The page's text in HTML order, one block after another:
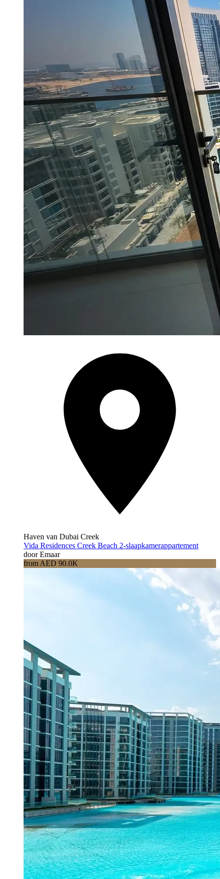
Haven van Dubai Creek
Vida Residences Creek Beach 2-slaapkamerappartement
door Emaar
from AED 90.0K